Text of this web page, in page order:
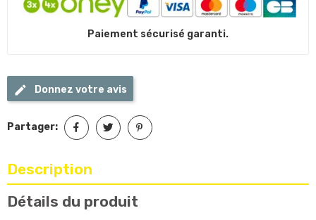
Paiement sécurisé garanti.
Donnez votre avis
Partager:
Description
Détails du produit